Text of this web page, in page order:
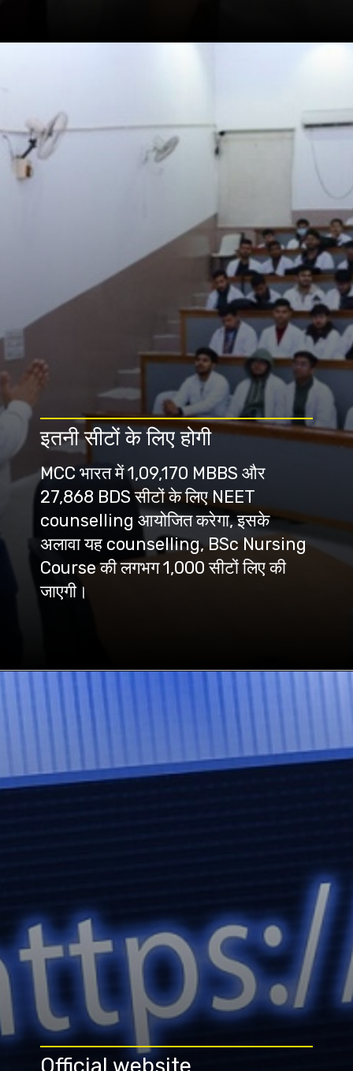
MCC भारत में 1,09,170 MBBS और
27,868 BDS सीटों के लिए NEET
counselling आयोजित करेगा, इसके
अलावा यह counselling, BSc Nursing
Course की लगभग 1,000 सीटों लिए की
जाएगी।
इतनी सीटों के लिए होगी